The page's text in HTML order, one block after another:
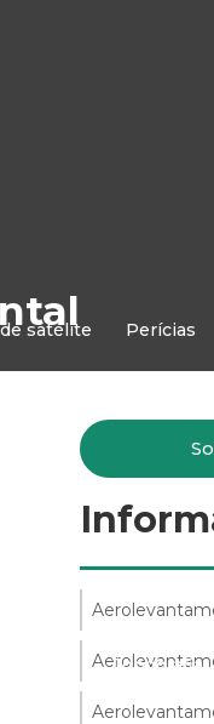
satélite Perícias
Ambientais
Topografia